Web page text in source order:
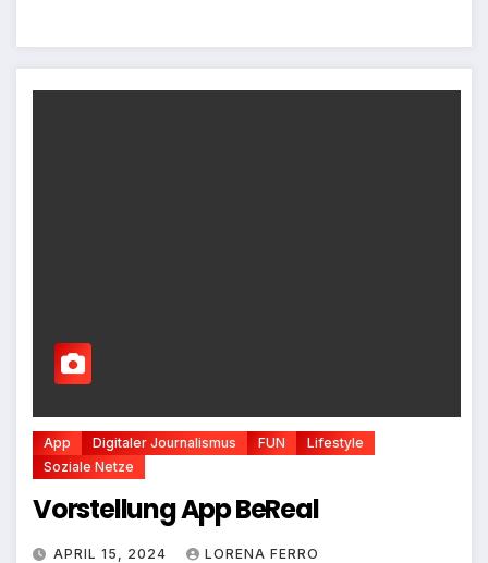
App Digitaler Journalismus FUN
Lifestyle
Soziale Netze
Vorstellung App BeReal
APRIL 15, 2024 LORENA FERRO